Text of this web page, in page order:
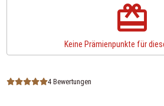
redeem
Keine Prämienpunkte für
4 Bewertungen